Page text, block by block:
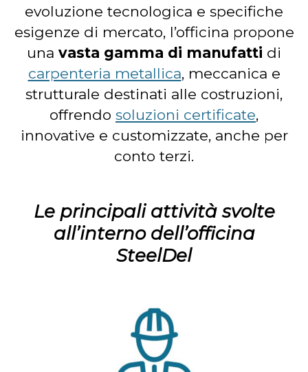
evoluzione tecnologica e specifiche
esigenze di mercato, l’officina propone
una vasta gamma di manufatti di
carpenteria metallica, meccanica e
strutturale destinati alle costruzioni,
offrendo soluzioni certificate,
innovative e customizzate, anche per
conto terzi.
Le principali attività svolte
all’interno dell’officina
SteelDel